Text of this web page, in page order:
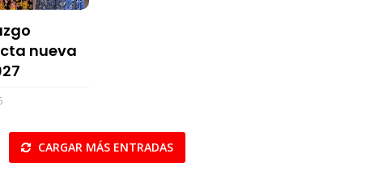
nueva
CARGAR MÁS ENTRADAS